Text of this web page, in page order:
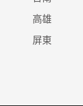
高雄
屏東